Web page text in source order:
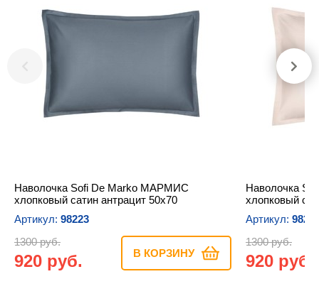
Наволочка Sofi De Marko МАРМИС
хлопковый сатин антрацит 50х70
Артикул: 98223
1300 руб.
920 руб. В КОРЗИНУ
Наволочка
хлопковый
Артикул:
1300 руб.
920 руб.